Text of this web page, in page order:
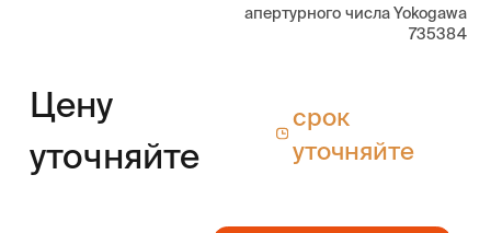
апертурного числа Yokogawa
735384
Цену
уточняйте
срок
уточняйте